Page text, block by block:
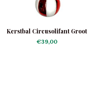
Kerstbal Circusolifant Groot
€39,00